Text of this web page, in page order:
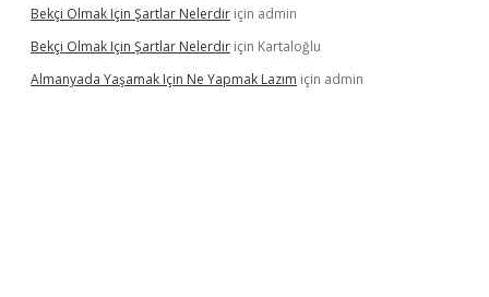
Bekçi Olmak Için Şartlar Nelerdir için admin
Bekçi Olmak Için Şartlar Nelerdir için Kartaloğlu
Almanyada Yaşamak Için Ne Yapmak Lazım için admin